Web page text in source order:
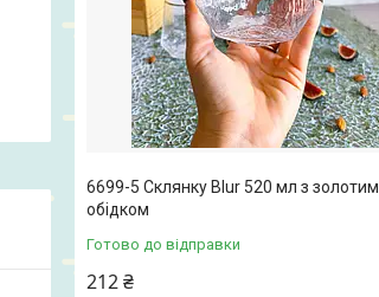
6699-5 Склянку Blur 520 мл з золотим
обідком
Готово до відправки
212 ₴